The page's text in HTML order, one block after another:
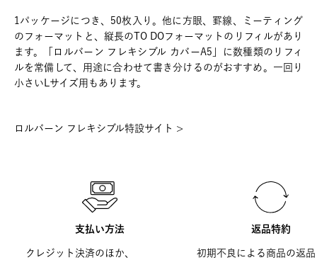
1パッケージにつき、50枚入り。他に方眼、罫線、ミーティング
のフォーマットと、縦長のTO DOフォーマットのリフィルがあり
ます。「ロルバーン フレキシブル カバーA5」に数種類のリフィ
ルを常備して、用途に合わせて書き分けるのがおすすめ。一回り
小さいLサイズ用もあります。
ロルバーン フレキシブル特設サイト >
支払い方法
クレジット決済のほか、
返品特約
初期不良による商品の返